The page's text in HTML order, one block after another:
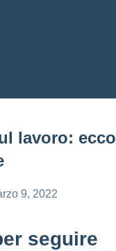
lavoro: ecco
9, 2022
seguire